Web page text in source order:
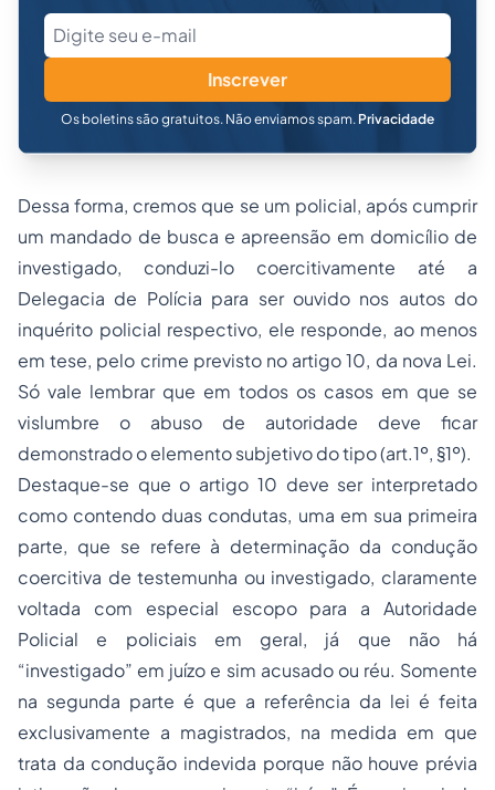
Inscrever
Os boletins são gratuitos. Não enviamos spam. Privacidade
Dessa forma, cremos que se um policial, após cumprir
um mandado de busca e apreensão em domicílio de
investigado, conduzi-lo coercitivamente até a
Delegacia de Polícia para ser ouvido nos autos do
inquérito policial respectivo, ele responde, ao menos
em tese, pelo crime previsto no artigo 10, da nova Lei.
Só vale lembrar que em todos os casos em que se
vislumbre o abuso de autoridade deve ficar
demonstrado o elemento subjetivo do tipo (art.1º, §1º).
Destaque-se que o artigo 10 deve ser interpretado
como contendo duas condutas, uma em sua primeira
parte, que se refere à determinação da condução
coercitiva de testemunha ou investigado, claramente
voltada com especial escopo para a Autoridade
Policial e policiais em geral, já que não há
“investigado” em juízo e sim acusado ou réu. Somente
na segunda parte é que a referência da lei é feita
exclusivamente a magistrados, na medida em que
trata da condução indevida porque não houve prévia